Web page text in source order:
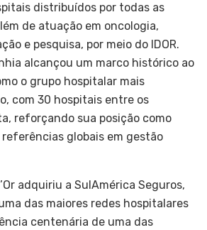
distribuídos por todas as
de atuação em oncologia,
e pesquisa, por meio do IDOR.
alcançou um marco histórico ao
o grupo hospitalar mais
com 30 hospitais entre os
reforçando sua posição como
globais em gestão
adquiriu a SulAmérica Seguros,
das maiores redes hospitalares
centenária de uma das